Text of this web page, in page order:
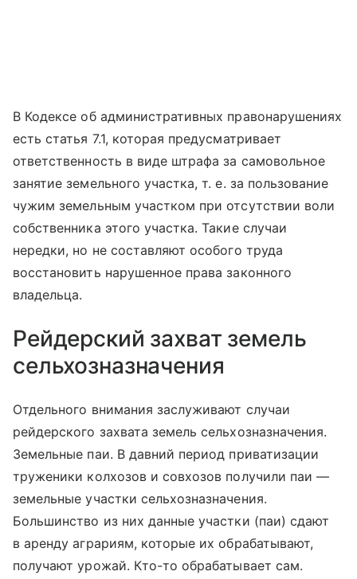
В Кодексе об административных правонарушениях
есть статья 7.1, которая предусматривает
ответственность в виде штрафа за самовольное
занятие земельного участка, т. е. за пользование
чужим земельным участком при отсутствии воли
собственника этого участка. Такие случаи
нередки, но не составляют особого труда
восстановить нарушенное права законного
владельца.
Рейдерский захват земель
сельхозназначения
Отдельного внимания заслуживают случаи
рейдерского захвата земель сельхозназначения.
Земельные паи. В давний период приватизации
труженики колхозов и совхозов получили паи —
земельные участки сельхозназначения.
Большинство из них данные участки (паи) сдают
в аренду аграриям, которые их обрабатывают,
получают урожай. Кто-то обрабатывает сам.